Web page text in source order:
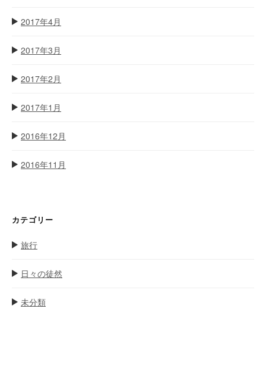
2017年4月
2017年3月
2017年2月
2017年1月
2016年12月
2016年11月
カテゴリー
旅行
日々の徒然
未分類